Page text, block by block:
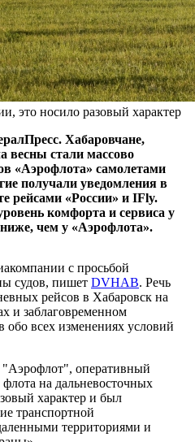
это носило разовый характер
Хабаровчане,
весны стали массово
«Аэрофлота» самолетами
получали уведомления в
рейсами «России» и IFly.
комфорта и сервиса у
чем у «Аэрофлота».
с просьбой
судов, пишет DVHAB. Речь
рейсов в Хабаровск на
и заблаговременном
всех изменениях условий
оперативный
на дальневосточных
характер и был
транспортной
территориями и